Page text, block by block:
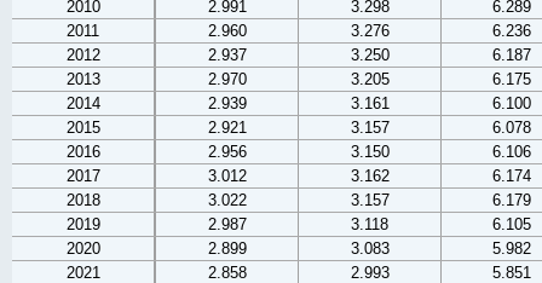
2010
2.991 3.298
6.289
2011
2.960 3.276
6.236
2012
2.937 3.250
6.187
2013
2.970 3.205
6.175
2014
2.939 3.161
6.100
2015
2.921 3.157
6.078
2016
2.956 3.150
6.106
2017
3.012 3.162
6.174
2018
3.022 3.157
6.179
2019
2.987 3.118
6.105
2020
2.899 3.083
5.982
2021
2.858 2.993
5.851